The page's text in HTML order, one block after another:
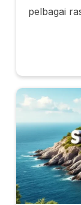
pelbagai